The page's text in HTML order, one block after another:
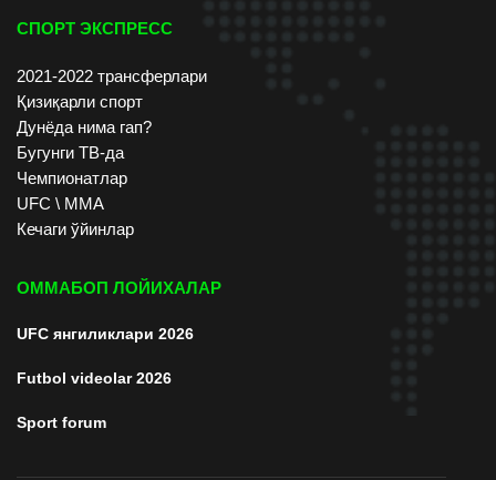
СПОРТ ЭКСПРЕСС
2021-2022 трансферлари
Қизиқарли спорт
Дунёда нима гап?
Бугунги ТВ-да
Чемпионатлар
UFC \ ММА
Кечаги ўйинлар
ОММАБОП ЛОЙИХАЛАР
UFC янгиликлари 2026
Futbol videolar 2026
Sport forum